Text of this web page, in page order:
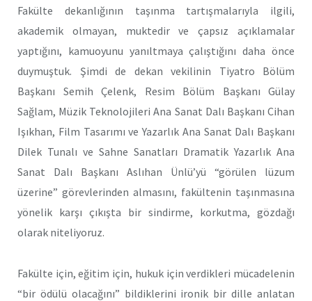
Fakülte dekanlığının taşınma tartışmalarıyla ilgili,
akademik olmayan, muktedir ve çapsız açıklamalar
yaptığını, kamuoyunu yanıltmaya çalıştığını daha önce
duymuştuk. Şimdi de dekan vekilinin Tiyatro Bölüm
Başkanı Semih Çelenk, Resim Bölüm Başkanı Gülay
Sağlam, Müzik Teknolojileri Ana Sanat Dalı Başkanı Cihan
Işıkhan, Film Tasarımı ve Yazarlık Ana Sanat Dalı Başkanı
Dilek Tunalı ve Sahne Sanatları Dramatik Yazarlık Ana
Sanat Dalı Başkanı Aslıhan Ünlü’yü “görülen lüzum
üzerine” görevlerinden almasını, fakültenin taşınmasına
yönelik karşı çıkışta bir sindirme, korkutma, gözdağı
olarak niteliyoruz.
Fakülte için, eğitim için, hukuk için verdikleri mücadelenin
“bir ödülü olacağını” bildiklerini ironik bir dille anlatan